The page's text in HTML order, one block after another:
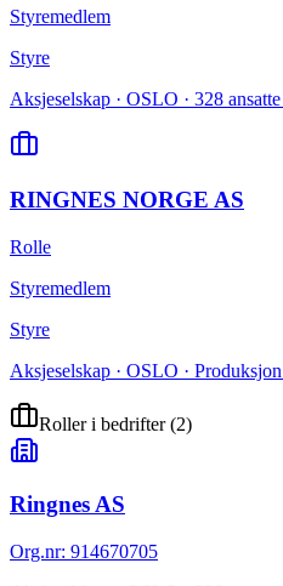
Styremedlem
Styre
Aksjeselskap · OSLO · 328
RINGNES NORGE AS
Rolle
Styremedlem
Styre
Aksjeselskap · OSLO ·
Roller i bedrifter(2)
Ringnes AS
Org.nr: 914670705